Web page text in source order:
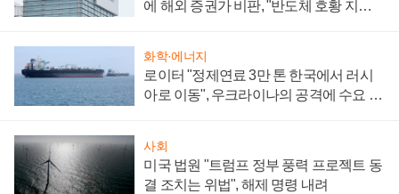
에 해외 증권가 비판, "반도체 호황 지속
화학·에너지
로이터 "정제연료 3만 톤 한국에서 러시
아로 이동", 우크라이나의 공격에 수요 늘
사회
미국 법원 "트럼프 정부 풍력 프로젝트 동
결 조치는 위법", 해제 명령 내려